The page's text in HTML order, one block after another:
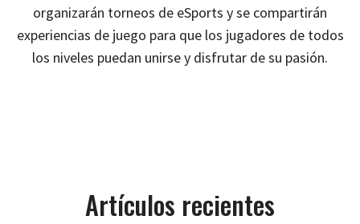
organizarán torneos de eSports y se compartirán
experiencias de juego para que los jugadores de todos
los niveles puedan unirse y disfrutar de su pasión.
Artículos recientes